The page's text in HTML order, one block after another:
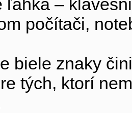
ľahká –
počítači,
biele znaky
tých, ktorí